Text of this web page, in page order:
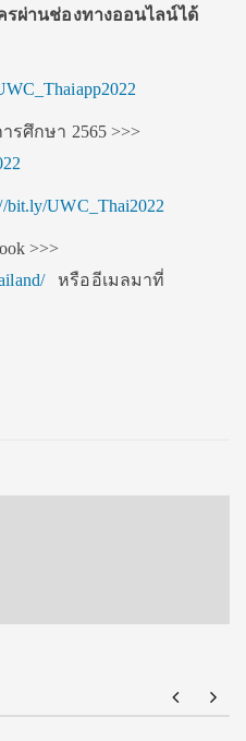
ผ่านช่องทางออนไลน์ได้
รศึกษา 2565 >>>
bit.ly/UWC_Thai2022
>>>
หรืออีเมลมาที่